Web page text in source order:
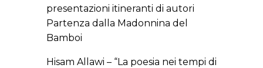
presentazioni itineranti di autori
Partenza dalla Madonnina del
Bamboi
Hisam Allawi – “La poesia nei tempi di